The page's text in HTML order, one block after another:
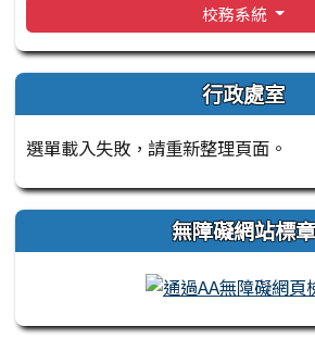
校務系統
行政處室
選單載入失敗，請重新整理頁面。
無障礙網站標章